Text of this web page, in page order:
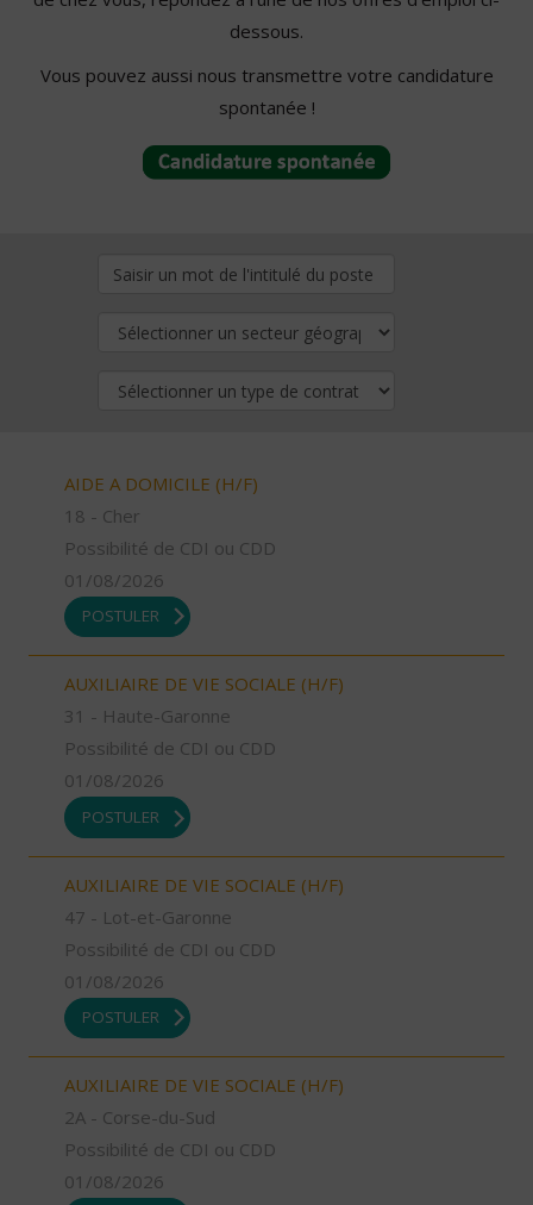
dessous.
Vous pouvez aussi nous transmettre votre candidature
spontanée !
AIDE A DOMICILE (H/F)
18 - Cher
Possibilité de CDI ou CDD
01/08/2026
POSTULER
AUXILIAIRE DE VIE SOCIALE (H/F)
31 - Haute-Garonne
Possibilité de CDI ou CDD
01/08/2026
POSTULER
AUXILIAIRE DE VIE SOCIALE (H/F)
47 - Lot-et-Garonne
Possibilité de CDI ou CDD
01/08/2026
POSTULER
AUXILIAIRE DE VIE SOCIALE (H/F)
2A - Corse-du-Sud
Possibilité de CDI ou CDD
01/08/2026